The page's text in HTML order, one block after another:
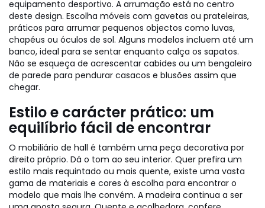
equipamento desportivo. A arrumação está no centro
deste design. Escolha móveis com gavetas ou prateleiras,
práticos para arrumar pequenos objectos como luvas,
chapéus ou óculos de sol. Alguns modelos incluem até um
banco, ideal para se sentar enquanto calça os sapatos.
Não se esqueça de acrescentar cabides ou um bengaleiro
de parede para pendurar casacos e blusões assim que
chegar.
Estilo e carácter prático: um
equilíbrio fácil de encontrar
O mobiliário de hall é também uma peça decorativa por
direito próprio. Dá o tom ao seu interior. Quer prefira um
estilo mais requintado ou mais quente, existe uma vasta
gama de materiais e cores à escolha para encontrar o
modelo que mais lhe convém. A madeira continua a ser